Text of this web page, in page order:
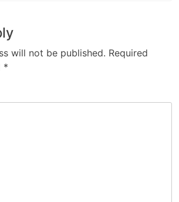
will not be published. Required
*